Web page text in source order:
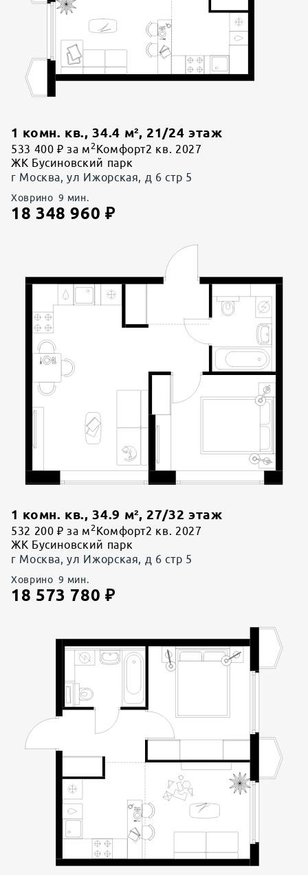
1 комн. кв., 34.4 м²,21/24 этаж
533 400 ₽ за м 2 Комфорт2 кв. 2027
ЖК Бусиновский парк
г Москва, ул Ижорская, д 6 стр 5
Ховрино 9 мин.
18 348 960 ₽
1 комн. кв., 34.9 м²,27/32 этаж
532 200 ₽ за м 2 Комфорт2 кв. 2027
ЖК Бусиновский парк
г Москва, ул Ижорская, д 6 стр 5
Ховрино 9 мин.
18 573 780 ₽